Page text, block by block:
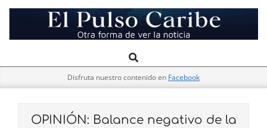
El
Pulso
Navigation
Search
Disfruta nuestro contenido en Facebook
OPINIÓN: Balance negativo de la